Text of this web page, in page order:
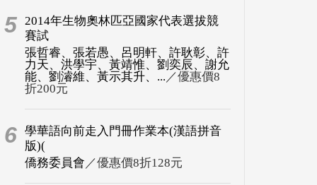
5 2014年生物奧林匹亞國家代表選拔競
賽試
張哲睿、張若愚、呂明軒、許耿彰、許
力天、洪學宇、黃靖惟、劉奕辰、謝允
能、劉濬維、黃示其升、... ／優惠價8
折200元
6 學華語向前走入門冊作業本(漢語拼音
版)(
僑務委員會 ／優惠價8折128元